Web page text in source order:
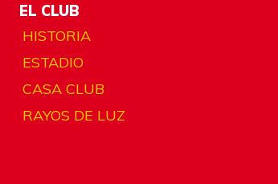
EL CLUB
HISTORIA
ESTADIO
CASA CLUB
RAYOS DE LUZ